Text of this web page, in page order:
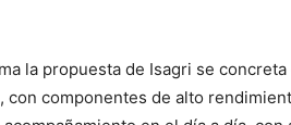
la propuesta de Isagri se
con componentes de alto